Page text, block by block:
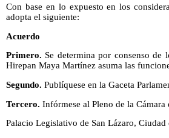
Con base en lo expuesto en los
adopta el siguiente:
Acuerdo
Primero. Se determina por consenso de
Hirepan Maya Martínez asuma las
Segundo. Publíquese en la Gaceta
Tercero. Infórmese al Pleno de la
Palacio Legislativo de San Lázaro,